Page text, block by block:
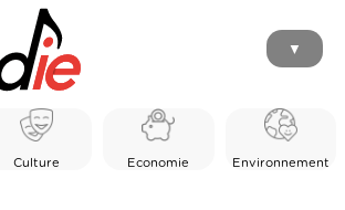
▼
Culture Economie Environnement